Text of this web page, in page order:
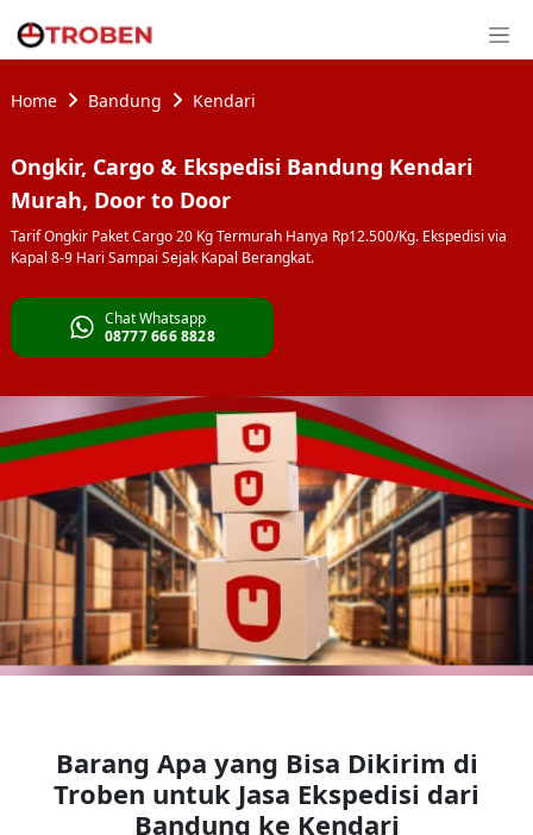
Home Bandung Kendari
Ongkir, Cargo & Ekspedisi Bandung Kendari
Murah, Door to Door
Tarif Ongkir Paket Cargo 20 Kg Termurah Hanya Rp12.500/Kg. Ekspedisi via
Kapal 8-9 Hari Sampai Sejak Kapal Berangkat.
Chat Whatsapp
08777 666 8828
Barang Apa yang Bisa Dikirim di
Troben untuk Jasa Ekspedisi dari
Bandung ke Kendari